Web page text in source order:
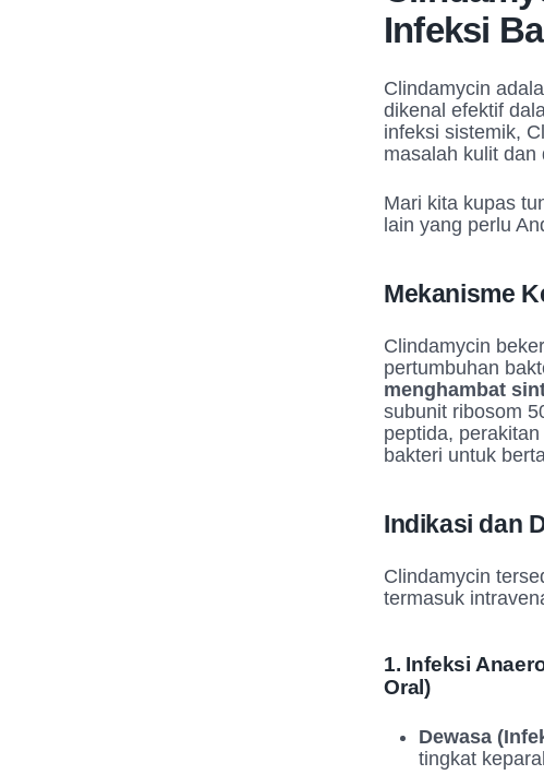
Infeksi
Clindamycin
dikenal efektif
infeksi sistemik,
masalah kulit dan
Mari kita kupas
lain yang perlu
Mekanisme
Clindamycin
pertumbuhan
menghambat
subunit ribosom
peptida,
bakteri untuk
Indikasi dan
Clindamycin
termasuk
1. Infeksi
Oral)
Dewasa
tingkat